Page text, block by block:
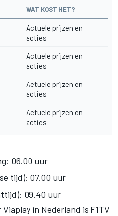
WAT KOST HET?
Actuele prijzen en
acties
Actuele prijzen en
acties
Actuele prijzen en
acties
Actuele prijzen en
acties
06.00 uur
tijd): 07.00 uur
09.40 uur
in Nederland is F1TV